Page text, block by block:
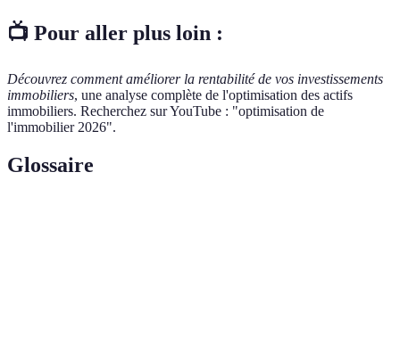
📺 Pour aller plus loin :
Découvrez comment améliorer la rentabilité de vos investissements
immobiliers, une analyse complète de l'optimisation des actifs
immobiliers. Recherchez sur YouTube : "optimisation de
l'immobilier 2026".
Glossaire